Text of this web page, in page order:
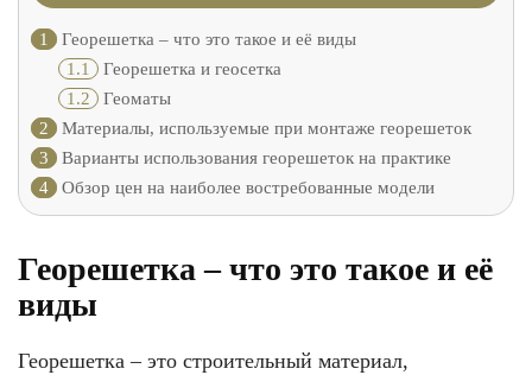
1
Георешетка – что это такое и её виды
1.1 Георешетка и геосетка
1.2 Геоматы
2
Материалы, используемые при монтаже георешеток
3
Варианты использования георешеток на практике
4
Обзор цен на наиболее востребованные модели
Георешетка – что это такое и её
виды
Георешетка – это строительный материал,